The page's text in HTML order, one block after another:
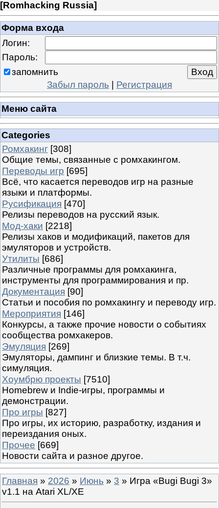
[Romhacking Russia]
Форма входа
Логин:
Пароль:
запомнить
Забыл пароль | Регистрация
Меню сайта
Categories
Ромхакинг [308]
Общие темы, связанные с ромхакингом.
Переводы игр [695]
Всё, что касается переводов игр на разные
языки и платформы.
Русификация [470]
Релизы переводов на русский язык.
Мод-хаки [2218]
Релизы хаков и модификаций, пакетов для
эмуляторов и устройств.
Утилиты [686]
Различные программы для ромхакинга,
инструменты для программирования и пр.
Документация [90]
Статьи и пособия по ромхакингу и переводу игр.
Мероприятия [146]
Конкурсы, а также прочие новости о событиях
сообщества ромхакеров.
Эмуляция [269]
Эмуляторы, дампинг и близкие темы. В т.ч.
симуляция.
Хоумбрю проекты [7510]
Homebrew и Indie-игры, программы и
демонстрации.
Про игры [827]
Про игры, их историю, разработку, издания и
переиздания оных.
Прочее [669]
Новости сайта и разное другое.
Главная » 2026 » Июнь » 3 » Игра «Bugi Bugi 3»
v1.1 на Atari XL/XE